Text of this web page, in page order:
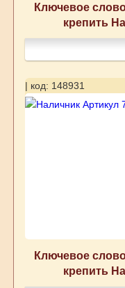
Ключевое
крепить
| код: 148931
Ключевое
крепить